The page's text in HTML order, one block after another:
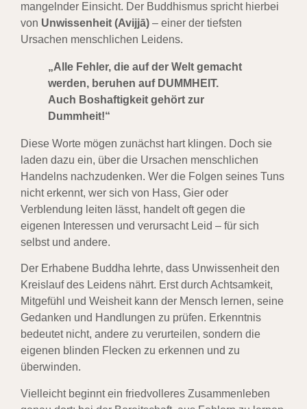
mangelnder Einsicht. Der Buddhismus spricht hierbei
von Unwissenheit (Avijjā) – einer der tiefsten
Ursachen menschlichen Leidens.
„Alle Fehler, die auf der Welt gemacht
werden, beruhen auf DUMMHEIT.
Auch Boshaftigkeit gehört zur
Dummheit!“
Diese Worte mögen zunächst hart klingen. Doch sie
laden dazu ein, über die Ursachen menschlichen
Handelns nachzudenken. Wer die Folgen seines Tuns
nicht erkennt, wer sich von Hass, Gier oder
Verblendung leiten lässt, handelt oft gegen die
eigenen Interessen und verursacht Leid – für sich
selbst und andere.
Der Erhabene Buddha lehrte, dass Unwissenheit den
Kreislauf des Leidens nährt. Erst durch Achtsamkeit,
Mitgefühl und Weisheit kann der Mensch lernen, seine
Gedanken und Handlungen zu prüfen. Erkenntnis
bedeutet nicht, andere zu verurteilen, sondern die
eigenen blinden Flecken zu erkennen und zu
überwinden.
Vielleicht beginnt ein friedvolleres Zusammenleben